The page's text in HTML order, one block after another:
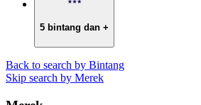
5 bintang dan +
Back to search by Bintang
Skip search by Merek